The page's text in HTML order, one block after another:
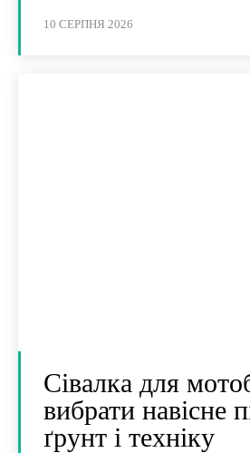
10 СЕРПНЯ 2026
Сівалка для
вибрати навісне
ґрунт і техніку